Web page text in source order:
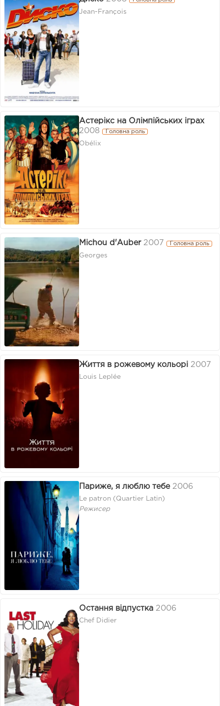
Jean-François
Астерікс на Олімпійських іграх
2008
Головна роль
Obélix
Michou d'Auber 2007 Головна роль
Georges
Життя в рожевому кольорі 2007
Louis Leplée
Париже, я люблю тебе 2006
Le patron (Quartier Latin)
Режисер
Остання відпустка 2006
Chef Didier